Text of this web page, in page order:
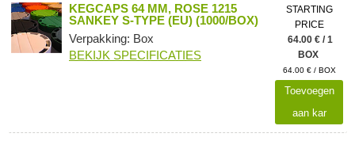
KEGCAPS 64 MM, ROSE 1215
SANKEY S-TYPE (EU) (1000/BOX)
Verpakking: Box
BEKIJK SPECIFICATIES
STARTING
PRICE
64.00 € / 1
BOX
64.00 € / BOX
Toevoegen
aan kar